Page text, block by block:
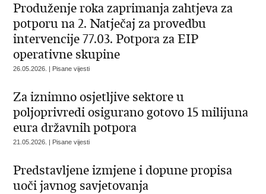
Produženje roka zaprimanja zahtjeva za
potporu na 2. Natječaj za provedbu
intervencije 77.03. Potpora za EIP
operativne skupine
26.05.2026. | Pisane vijesti
Za iznimno osjetljive sektore u
poljoprivredi osigurano gotovo 15 milijuna
eura državnih potpora
21.05.2026. | Pisane vijesti
Predstavljene izmjene i dopune propisa
uoči javnog savjetovanja